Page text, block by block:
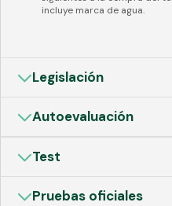
incluye marca de agua.
Legislación
Autoevaluación
Test
Pruebas oficiales